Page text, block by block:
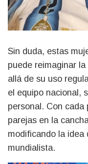
Sin duda, estas
puede reimaginar
allá de su uso
el equipo nacional,
personal. Con cada
parejas en la
modificando la idea
mundialista.